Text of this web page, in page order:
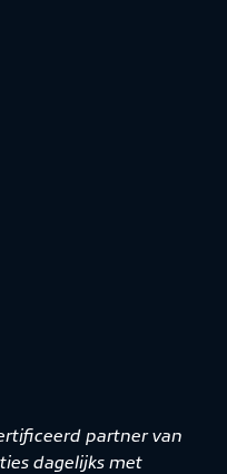
partner van
dagelijks met